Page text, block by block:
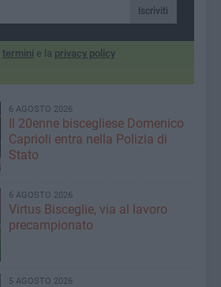
Iscriviti
termini e la privacy policy
6 AGOSTO 2026
Il 20enne biscegliese Domenico
Caprioli entra nella Polizia di
Stato
6 AGOSTO 2026
Virtus Bisceglie, via al lavoro
precampionato
5 AGOSTO 2026